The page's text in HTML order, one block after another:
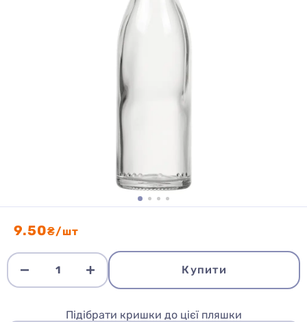
9.50₴/шт
Купити
Підібрати кришки до цієї пляшки